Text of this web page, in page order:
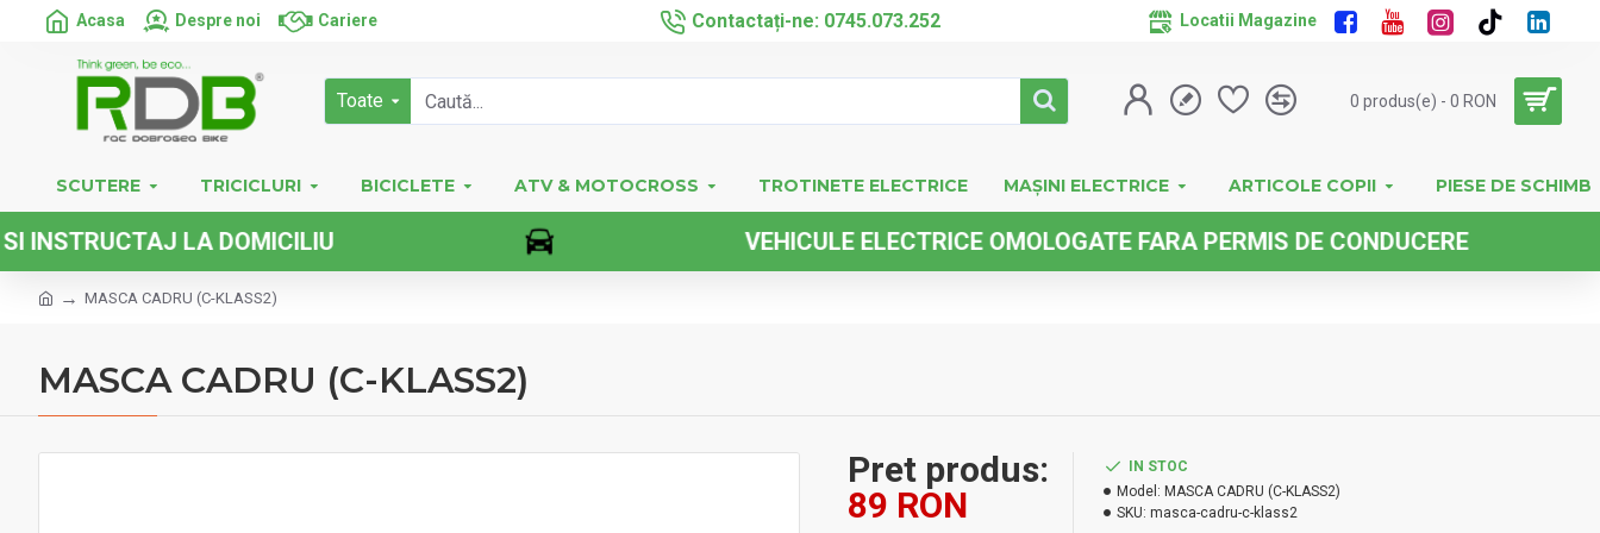
Acasa Despre noi Cariere Contactați-ne: 0745.073.252 Locatii Magazine
Toate 0 produs(e) - 0 RON
SCUTERE TRICICLURI BICICLETE ATV & MOTOCROSS TROTINETE ELECTRICE MAȘINI ELECTRICE ARTICOLE COPII PIESE DE SCHIMB
LA DOMICILIU VEHICULE ELECTRICE OMOLOGATE FARA PERMIS DE CONDUCERE
MASCA CADRU (C-KLASS2)
MASCA CADRU (C-KLASS2)
Pret produs:
89 RON
IN STOC
Model: MASCA CADRU (C-KLASS2)
SKU: masca-cadru-c-klass2